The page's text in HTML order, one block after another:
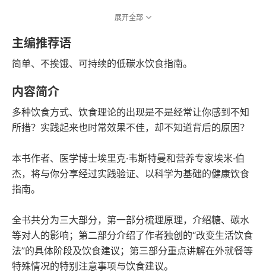
125千字
字数
2022-10-01
发行日期
展开全部
主编推荐语
简单、不挨饿、可持续的低碳水饮食指南。
内容简介
多种饮食方式、饮食理论的出现是不是经常让你感到不知
所措？实践起来也时常效果不佳，却不知道背后的原因？
本书作者、医学博士埃里克·韦斯特曼和营养专家埃米·伯
杰，将与你分享经过实践验证、以科学为基础的健康饮食
指南。
全书共分为三大部分，第一部分梳理原理，介绍糖、碳水
等对人的影响；第二部分介绍了作者独创的“改变生活饮食
法”的具体阶段及饮食建议；第三部分重点讲解在外就餐等
特殊情况的特别注意事项与饮食建议。